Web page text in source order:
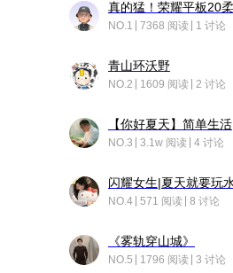
NO.1 7368 阅读 1 讨论
青山环沃野
NO.2 1609 阅读 2 讨论
【你好夏天】简单生活
NO.3 3.1w 阅读 4 讨论
NO.4 571 阅读 8 讨论
《雾轨穿山城》
NO.5 1796 阅读 3 讨论